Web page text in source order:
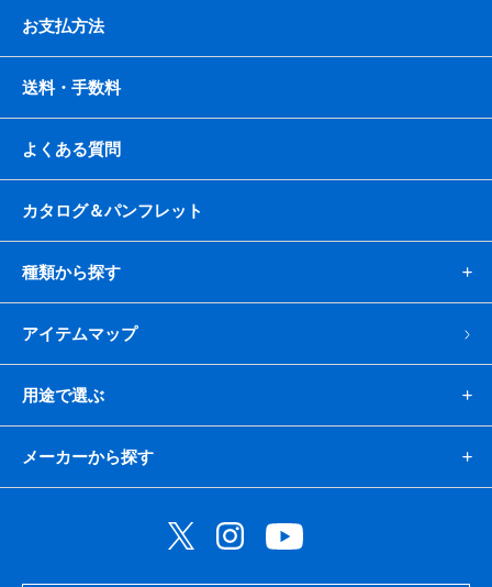
お支払方法
送料・手数料
よくある質問
カタログ＆パンフレット
種類から探す
アイテムマップ
用途で選ぶ
メーカーから探す